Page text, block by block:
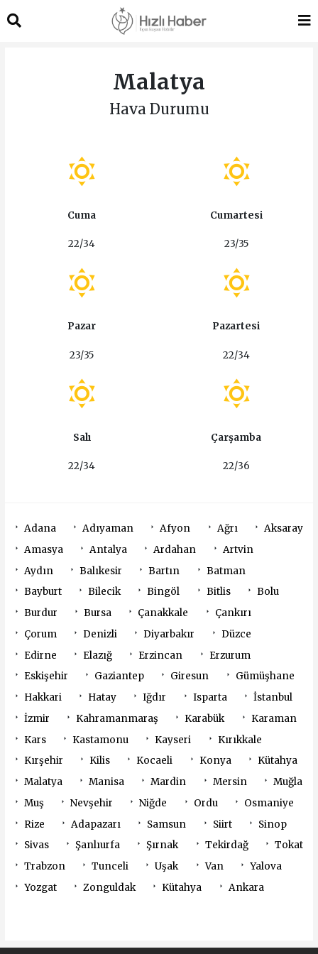
Malatya
Hava Durumu
Cuma
22/34
Cumartesi
23/35
Pazar
23/35
Pazartesi
22/34
Salı
22/34
Çarşamba
22/36
Adana Adıyaman Afyon Ağrı
Aksaray
Amasya
Antalya Ardahan
Artvin
Aydın
Balıkesir Bartın
Batman
Bayburt
Bilecik Bingöl Bitlis
Bolu
Burdur
Bursa Çanakkale
Çankırı
Çorum
Denizli Diyarbakır
Düzce
Edirne
Elazığ Erzincan
Erzurum
Eskişehir
Gaziantep Giresun
Gümüşhane
Hakkari
Hatay Iğdır Isparta
İstanbul
İzmir
Kahramanmaraş Karabük
Karaman
Kars
Kastamonu Kayseri
Kırıkkale
Kırşehir
Kilis Kocaeli Konya
Kütahya
Malatya
Manisa Mardin Mersin
Muğla
Muş
Nevşehir Niğde Ordu
Osmaniye
Rize
Adapazarı Samsun Siirt
Sinop
Sivas
Şanlıurfa Şırnak Tekirdağ
Tokat
Trabzon
Tunceli Uşak Van
Yalova
Yozgat
Zonguldak Kütahya Ankara